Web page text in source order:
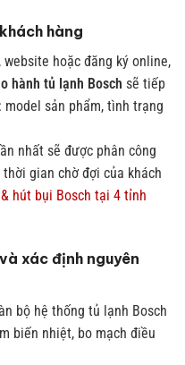
hàng
hoặc đăng ký online,
hành tủ lạnh Bosch sẽ tiếp
sản phẩm, tình trạng
nhất sẽ được phân công
gian chờ đợi của khách
hút bụi Bosch tại 4 tỉnh
xác định nguyên
bộ hệ thống tủ lạnh Bosch
biến nhiệt, bo mạch điều